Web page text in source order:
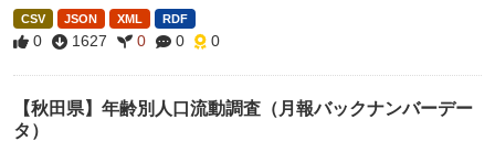
CSV JSON XML RDF
0 1627 0 0 0
【秋田県】年齢別人口流動調査（月報バックナンバーデー
タ）